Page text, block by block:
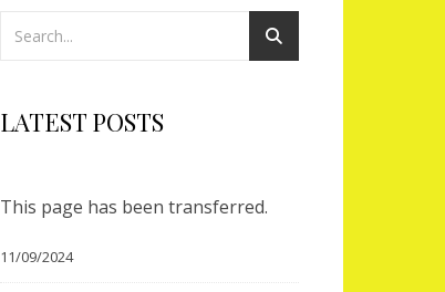
LATEST POSTS
This page has been transferred.
11/09/2024